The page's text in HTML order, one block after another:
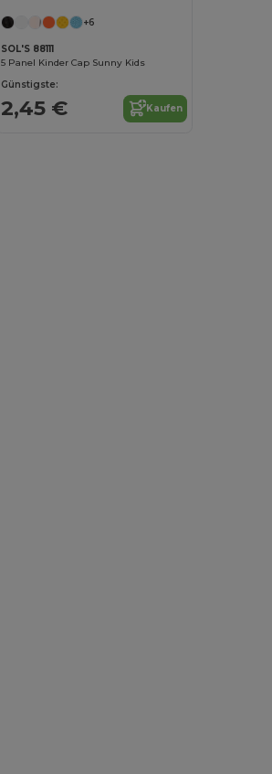
+6
SOL'S 88111
5 Panel Kinder Cap Sunny Kids
Günstigste:
2,45 € Kaufen